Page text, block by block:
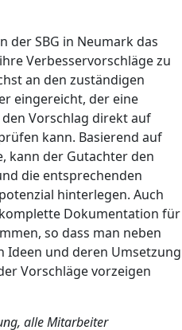
der SBG in Neumark das
Verbesservorschläge zu
an den zuständigen
eingereicht, der eine
Vorschlag direkt auf
kann. Basierend auf
kann der Gutachter den
die entsprechenden
hinterlegen. Auch
Dokumentation für
so dass man neben
Ideen und deren Umsetzung
Vorschläge vorzeigen
alle Mitarbeiter